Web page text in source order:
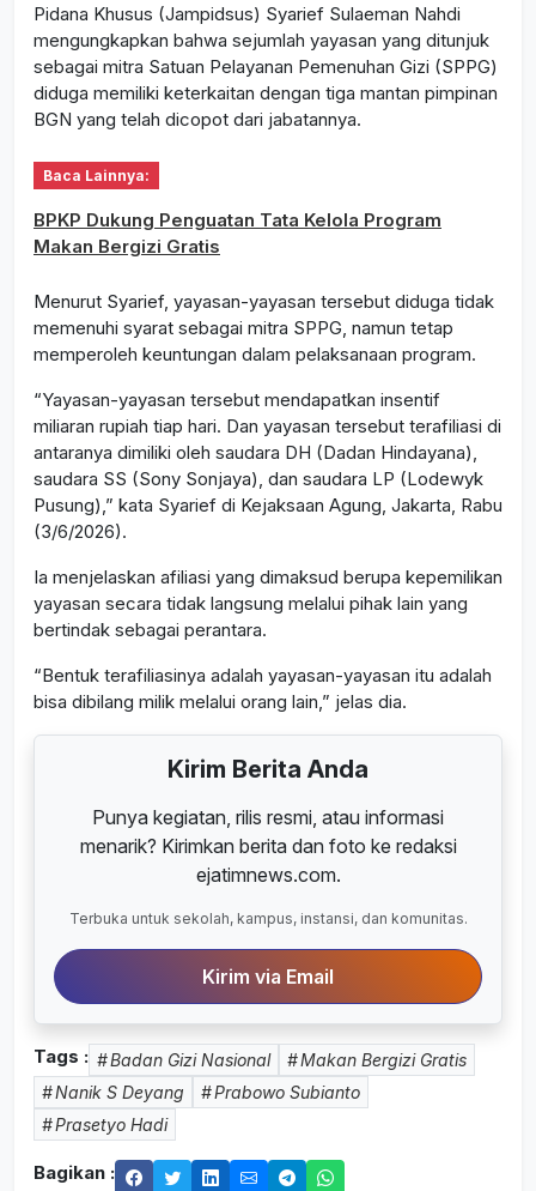
Pidana Khusus (Jampidsus) Syarief Sulaeman Nahdi
mengungkapkan bahwa sejumlah yayasan yang ditunjuk
sebagai mitra Satuan Pelayanan Pemenuhan Gizi (SPPG)
diduga memiliki keterkaitan dengan tiga mantan pimpinan
BGN yang telah dicopot dari jabatannya.
Baca Lainnya:
BPKP Dukung Penguatan Tata Kelola Program
Makan Bergizi Gratis
Menurut Syarief, yayasan-yayasan tersebut diduga tidak
memenuhi syarat sebagai mitra SPPG, namun tetap
memperoleh keuntungan dalam pelaksanaan program.
“Yayasan-yayasan tersebut mendapatkan insentif
miliaran rupiah tiap hari. Dan yayasan tersebut terafiliasi di
antaranya dimiliki oleh saudara DH (Dadan Hindayana),
saudara SS (Sony Sonjaya), dan saudara LP (Lodewyk
Pusung),” kata Syarief di Kejaksaan Agung, Jakarta, Rabu
(3/6/2026).
Ia menjelaskan afiliasi yang dimaksud berupa kepemilikan
yayasan secara tidak langsung melalui pihak lain yang
bertindak sebagai perantara.
“Bentuk terafiliasinya adalah yayasan-yayasan itu adalah
bisa dibilang milik melalui orang lain,” jelas dia.
Kirim Berita Anda
Punya kegiatan, rilis resmi, atau informasi
menarik? Kirimkan berita dan foto ke redaksi
ejatimnews.com.
Terbuka untuk sekolah, kampus, instansi, dan komunitas.
Kirim via Email
Tags : Badan Gizi Nasional
Makan Bergizi Gratis
Nanik S Deyang
Prabowo Subianto
Prasetyo Hadi
Bagikan :